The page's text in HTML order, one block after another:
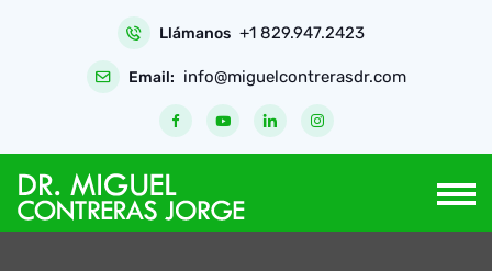
Llámanos +1 829.947.2423
Email: info@miguelcontrerasdr.com